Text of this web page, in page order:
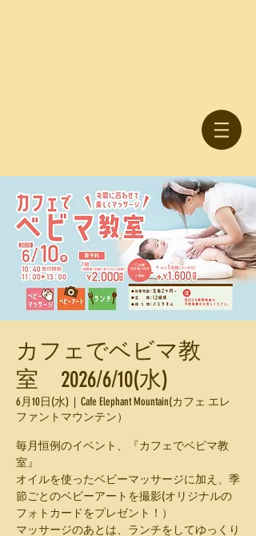
カフェでベビマ教
室 2026/6/10(水)
6月10日(水)
  |
Cafe Elephant Mountain(カフェ エレ
ファントマウンテン）
毎月恒例のイベント、『カフェでベビマ教
室』
オイルを使ったベビーマッサージに加え、季
節ごとのベビーアートを撮影(オリジナルの
フォトカードをプレゼント！）
マッサージのあとは、ランチをしてゆっくり